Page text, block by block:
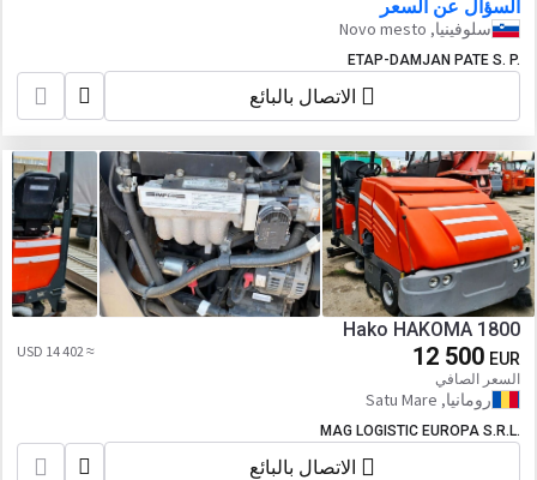
السؤال عن السعر
سلوفينيا, Novo mesto
ETAP-DAMJAN PATE S. P.
الاتصال بالبائع
Hako HAKOMA 1800
12 500 EUR
السعر الصافي
≈ 14 402 USD
رومانيا, Satu Mare
MAG LOGISTIC EUROPA S.R.L.
الاتصال بالبائع